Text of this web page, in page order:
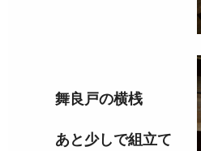
舞良戸の横桟
あと少しで組立て